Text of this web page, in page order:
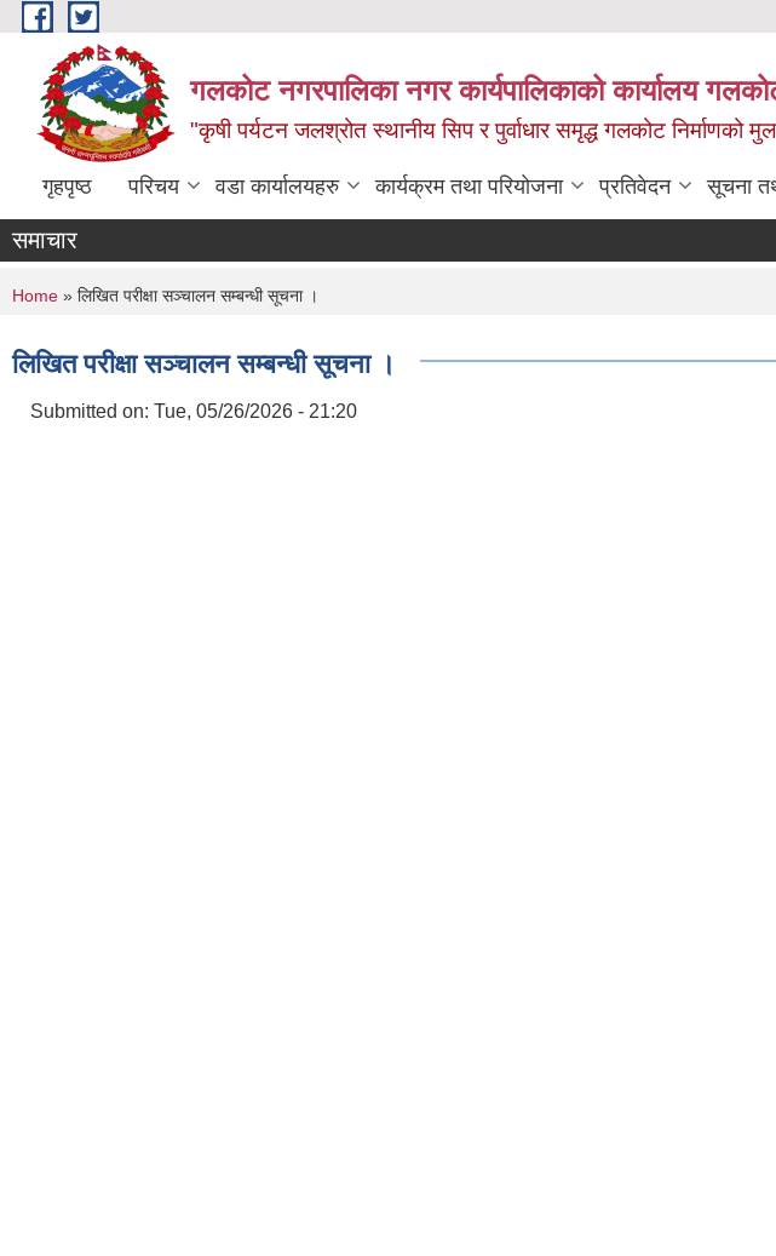
Skip to main content
गलकोट नगरपालिका नगर कार्यपालिकाको कार्यालय
"कृषी पर्यटन जलश्रोत स्थानीय सिप र पुर्वाधार समृद्ध गलकोट निर्माणको
गृहपृष्ठ परिचय वडा कार्यालयहरु कार्यक्रम तथा परियोजना प्रतिवेदन सूचना
समाचार
You are here
Home » लिखित परीक्षा सञ्चालन सम्बन्धी सूचना ।
लिखित परीक्षा सञ्चालन सम्बन्धी सूचना ।
Submitted on: Tue, 05/26/2026 - 21:20